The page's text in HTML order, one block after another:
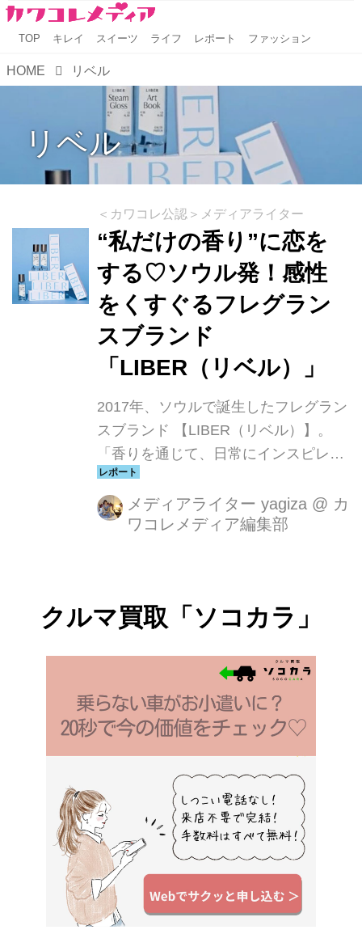
TOP キレイ スイーツ ライフ レポート ファッション
HOME リベル
リベル
＜カワコレ公認＞メディアライター
“私だけの香り”に恋を
する♡ソウル発！感性
をくすぐるフレグラン
スブランド
「LIBER（リベル）」
2017年、ソウルで誕生したフレグラン
スブランド 【LIBER（リベル）】。
「香りを通じて、日常にインスピレー
ションを」というコンセプトの通り、
ひと吹きで気分がふっと軽くなるよう
な、やさしく寄り添う香りが魅力で
スト、ディフューザーなどライフスタ
の若い世代を中心に“自分だけの香
ています。
メディアライター yagiza @ カ
ワコレメディア編集部
クルマ買取「ソコカラ」